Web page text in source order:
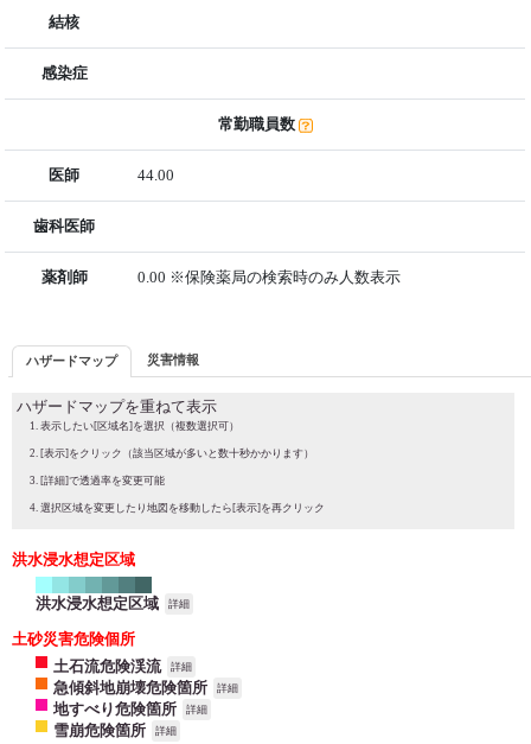
結核
感染症
常勤職員数
医師 44.00
歯科医師
薬剤師 0.00 ※保険薬局の検索時のみ人数表示
ハザードマップ 災害情報
ハザードマップを重ねて表示
表示したい[区域名]を選択（複数選択可）
[表示]をクリック（該当区域が多いと数十秒かかります）
[詳細]で透過率を変更可能
選択区域を変更したり地図を移動したら[表示]を再クリック
洪水浸水想定区域
洪水浸水想定区域 詳細
土砂災害危険個所
土石流危険渓流
詳細
急傾斜地崩壊危険箇所 詳細
地すべり危険箇所 詳細
雪崩危険箇所 詳細